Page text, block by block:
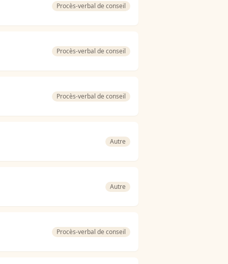
Procès-verbal de conseil
Procès-verbal de conseil
Procès-verbal de conseil
Autre
Autre
Procès-verbal de conseil